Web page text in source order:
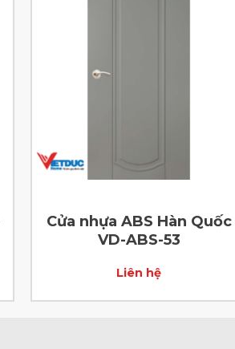
Cửa nhựa ABS Hàn Quốc
VD-ABS-53
Liên hệ